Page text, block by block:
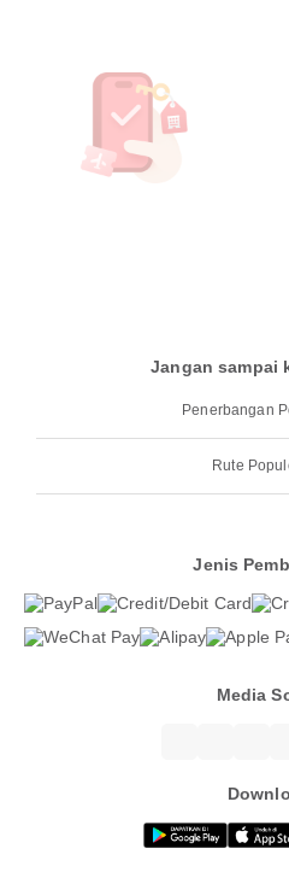
Jangan sampai
Penerbangan
Rute
Jenis
Media